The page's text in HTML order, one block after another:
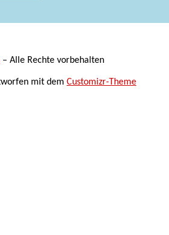
– Alle Rechte vorbehalten
mit dem Customizr-Theme